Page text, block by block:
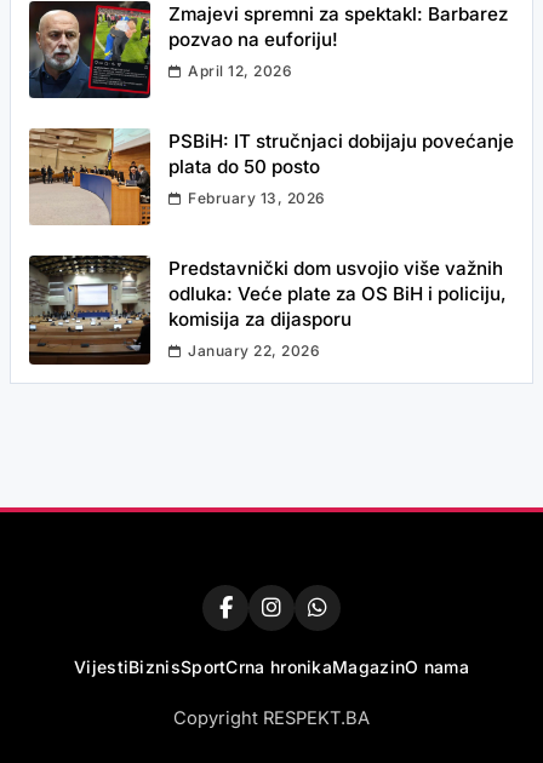
Zmajevi spremni za spektakl: Barbarez
pozvao na euforiju!
April 12, 2026
PSBiH: IT stručnjaci dobijaju povećanje
plata do 50 posto
February 13, 2026
Predstavnički dom usvojio više važnih
odluka: Veće plate za OS BiH i policiju,
komisija za dijasporu
January 22, 2026
VijestiBiznisSportCrna hronikaMagazinO nama
Copyright RESPEKT.BA